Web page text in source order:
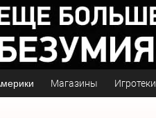
Магазины Игротеки